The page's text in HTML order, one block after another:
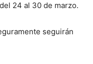
24 al 30 de marzo.
seguirán